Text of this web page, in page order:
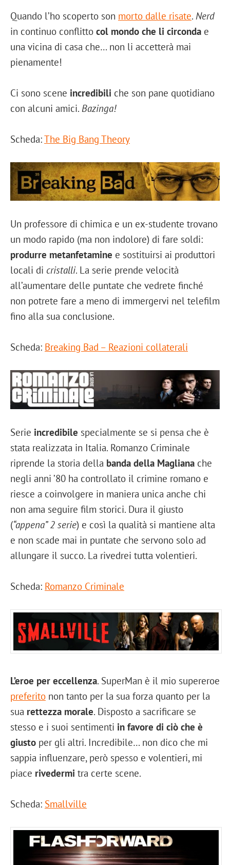
Quando l’ho scoperto son morto dalle risate. Nerd
in continuo conflitto col mondo che li circonda e
una vicina di casa che… non li accetterà mai
pienamente!
Ci sono scene incredibili che son pane quotidiano
con alcuni amici. Bazinga!
Scheda:The Big Bang Theory
Un professore di chimica e un ex-studente trovano
un modo rapido (ma non indolore) di fare soldi:
produrre metanfetamine e sostituirsi ai produttori
locali di cristalli. La serie prende velocità
all’aumentare delle puntate che vedrete finché
non potrete fare a meno di immergervi nel telefilm
fino alla sua conclusione.
Scheda: Breaking Bad – Reazioni collaterali
Serie incredibile specialmente se si pensa che è
stata realizzata in Italia. Romanzo Criminale
riprende la storia della banda della Magliana che
negli anni ’80 ha controllato il crimine romano e
riesce a coinvolgere in maniera unica anche chi
non ama seguire film storici. Dura il giusto
(“appena” 2 serie) e così la qualità si mantiene alta
e non scade mai in puntate che servono solo ad
allungare il succo. La rivedrei tutta volentieri.
Scheda: Romanzo Criminale
L’eroe per eccellenza. SuperMan è il mio supereroe
preferito non tanto per la sua forza quanto per la
sua rettezza morale. Disposto a sacrificare se
stesso e i suoi sentimenti in favore di ciò che è
giusto per gli altri. Incredibile… non dico che mi
sappia influenzare, però spesso e volentieri, mi
piace rivedermi tra certe scene.
Scheda: Smallville